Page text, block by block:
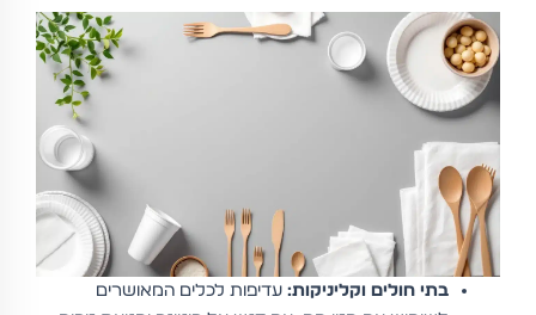
בתי חולים וקליניקות: עדיפות לכלים המאושרים